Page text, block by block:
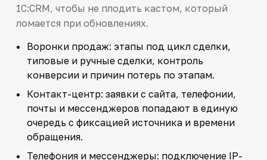
1С:CRM, чтобы не плодить кастом, который
ломается при обновлениях.
Воронки продаж: этапы под цикл сделки,
типовые и ручные сделки, контроль
конверсии и причин потерь по этапам.
Контакт-центр: заявки с сайта, телефонии,
почты и мессенджеров попадают в единую
очередь с фиксацией источника и времени
обращения.
Телефония и мессенджеры: подключение IP-